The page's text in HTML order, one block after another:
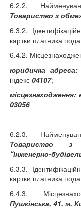
6.2.2.
Товариство з
6.3.2.
картки платника
6.4.2.
юридична адреса:
індекс 04107;
місцезнаходження:
03056
6.2.3.
Товариство з
“Інженерно-
6.3.3.
картки платника
6.4.3.
Пушкінська, 41, м.